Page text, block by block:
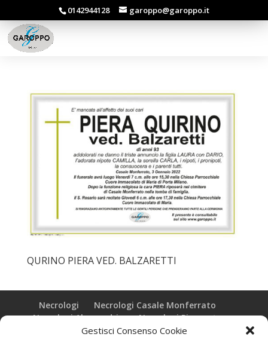
Gestisci Consenso Cookie
0142944128 garoppo@garoppo.it
QURINO PIERA VED. BALZARETTI
Necrologi
Necrologi Casale Monferrato
Necrologi Alessandria
Necrologi Piemonte